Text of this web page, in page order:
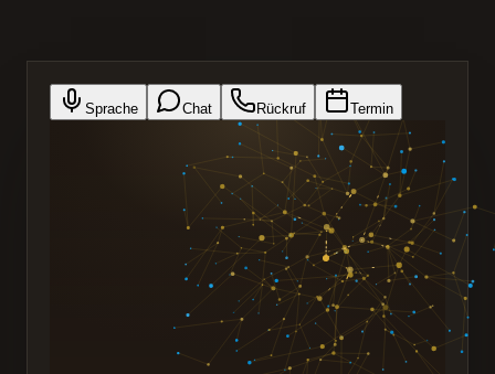
Sprache Chat Rückruf Termin